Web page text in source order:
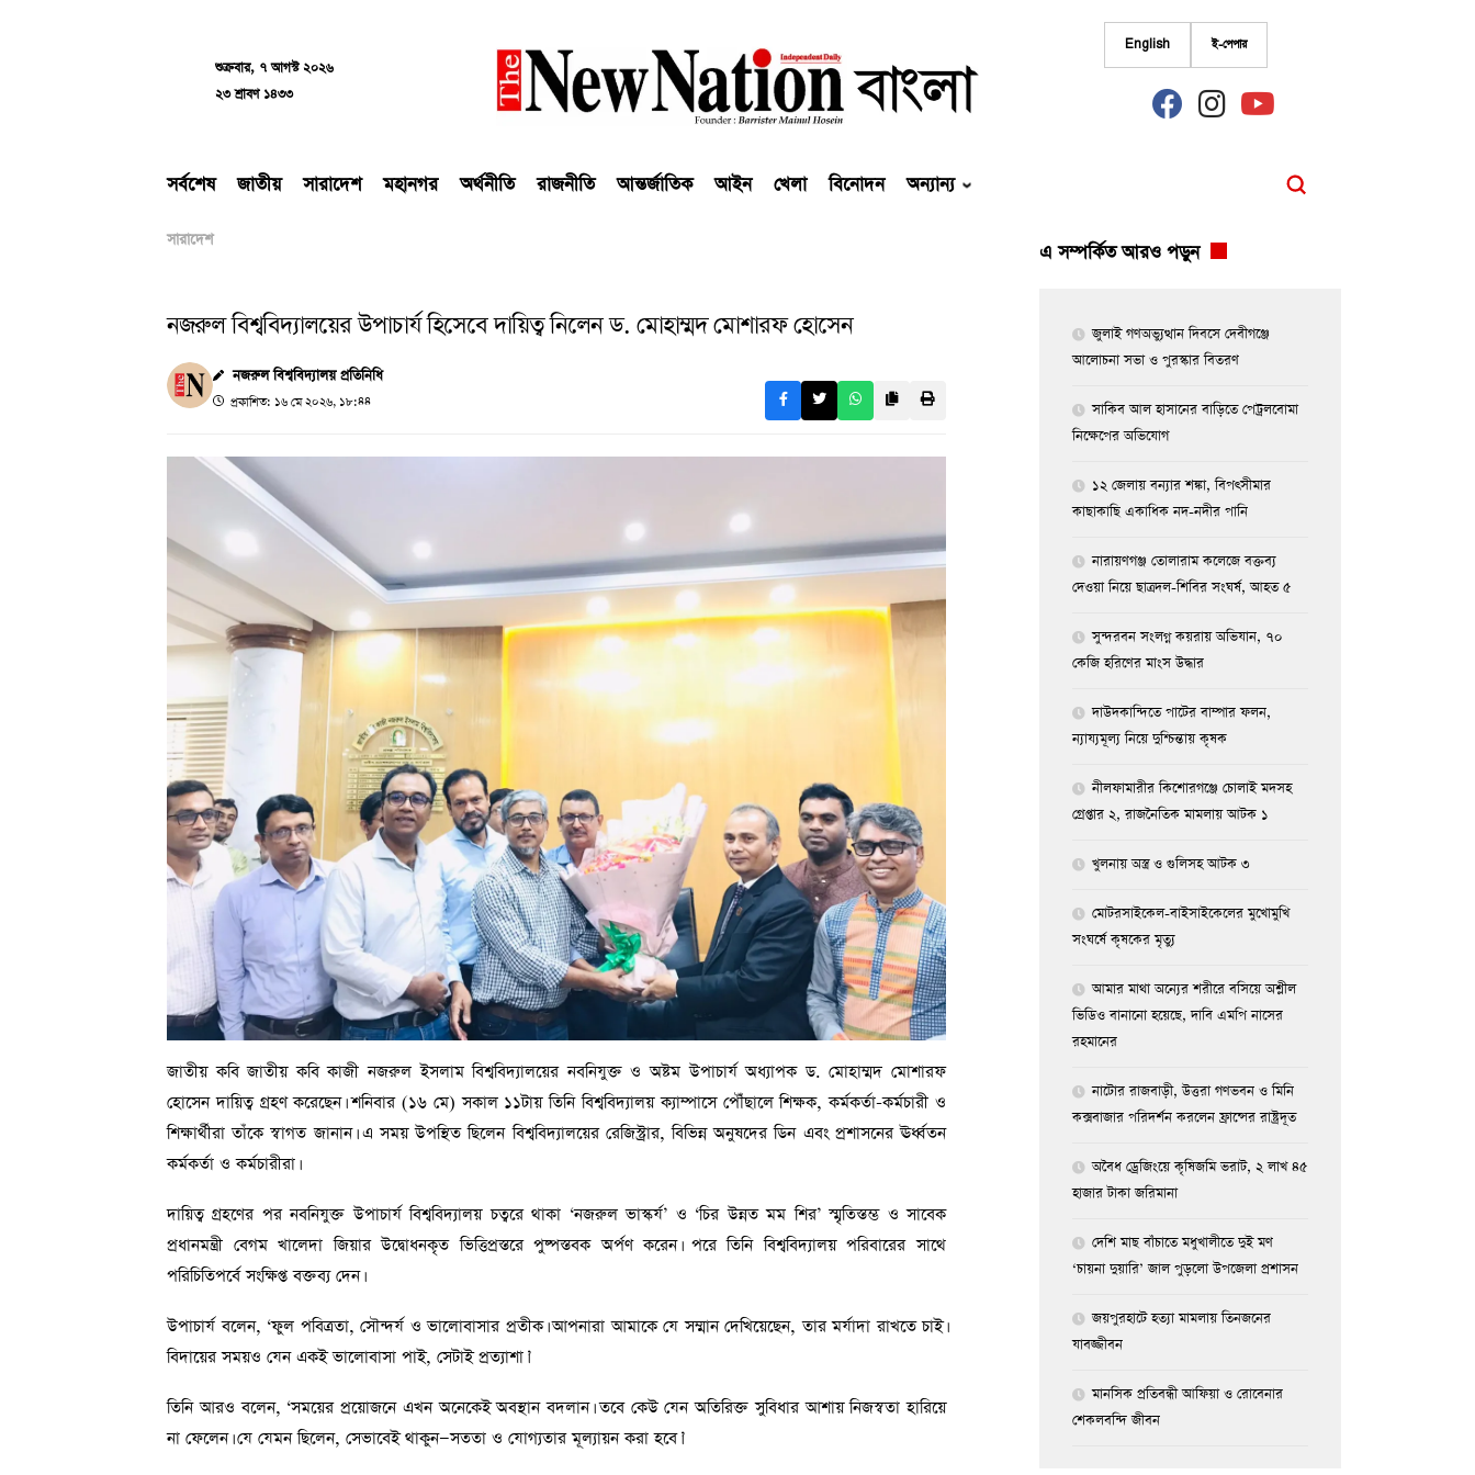
শুক্রবার, ৭ আগস্ট ২০২৬
২৩ শ্রাবণ ১৪৩৩
English ই-পেপার
fab
fa-
fab
fa-
fab
fa-
সর্বশেষ জাতীয় সারাদেশ মহানগর অর্থনীতি রাজনীতি আন্তর্জাতিক আইন খেলা বিনোদন অন্যান্য
সারাদেশ
নজরুল বিশ্ববিদ্যালয়ের উপাচার্য হিসেবে দায়িত্ব নিলেন ড. মোহাম্মদ মোশারফ হোসেন
নজরুল বিশ্ববিদ্যালয় প্রতিনিধি
প্রকাশিত: ১৬ মে ২০২৬, ১৮:৪৪
জাতীয় কবি জাতীয় কবি কাজী নজরুল ইসলাম বিশ্ববিদ্যালয়ের নবনিযুক্ত ও অষ্টম উপাচার্য অধ্যাপক ড. মোহাম্মদ মোশারফ
হোসেন দায়িত্ব গ্রহণ করেছেন। শনিবার (১৬ মে) সকাল ১১টায় তিনি বিশ্ববিদ্যালয় ক্যাম্পাসে পৌঁছালে শিক্ষক, কর্মকর্তা-কর্মচারী ও
শিক্ষার্থীরা তাঁকে স্বাগত জানান। এ সময় উপস্থিত ছিলেন বিশ্ববিদ্যালয়ের রেজিস্ট্রার, বিভিন্ন অনুষদের ডিন এবং প্রশাসনের ঊর্ধ্বতন
কর্মকর্তা ও কর্মচারীরা।
দায়িত্ব গ্রহণের পর নবনিযুক্ত উপাচার্য বিশ্ববিদ্যালয় চত্বরে থাকা ‘নজরুল ভাস্কর্য’ ও ‘চির উন্নত মম শির’ স্মৃতিস্তম্ভ ও সাবেক
প্রধানমন্ত্রী বেগম খালেদা জিয়ার উদ্বোধনকৃত ভিত্তিপ্রস্তরে পুষ্পস্তবক অর্পণ করেন। পরে তিনি বিশ্ববিদ্যালয় পরিবারের সাথে
পরিচিতিপর্বে সংক্ষিপ্ত বক্তব্য দেন।
উপাচার্য বলেন, ‘ফুল পবিত্রতা, সৌন্দর্য ও ভালোবাসার প্রতীক। আপনারা আমাকে যে সম্মান দেখিয়েছেন, তার মর্যাদা রাখতে চাই।
বিদায়ের সময়ও যেন একই ভালোবাসা পাই, সেটাই প্রত্যাশা।’
তিনি আরও বলেন, ‘সময়ের প্রয়োজনে এখন অনেকেই অবস্থান বদলান। তবে কেউ যেন অতিরিক্ত সুবিধার আশায় নিজস্বতা হারিয়ে
না ফেলেন। যে যেমন ছিলেন, সেভাবেই থাকুন—সততা ও যোগ্যতার মূল্যায়ন করা হবে।’
এ সম্পর্কিত আরও পড়ুন
জুলাই গণঅভ্যুত্থান দিবসে দেবীগঞ্জে
আলোচনা সভা ও পুরস্কার বিতরণ
সাকিব আল হাসানের বাড়িতে পেট্রলবোমা
নিক্ষেপের অভিযোগ
১২ জেলায় বন্যার শঙ্কা, বিপৎসীমার
কাছাকাছি একাধিক নদ-নদীর পানি
নারায়ণগঞ্জ তোলারাম কলেজে বক্তব্য
দেওয়া নিয়ে ছাত্রদল-শিবির সংঘর্ষ, আহত ৫
সুন্দরবন সংলগ্ন কয়রায় অভিযান, ৭০
কেজি হরিণের মাংস উদ্ধার
দাউদকান্দিতে পাটের বাম্পার ফলন,
ন্যায্যমূল্য নিয়ে দুশ্চিন্তায় কৃষক
নীলফামারীর কিশোরগঞ্জে চোলাই মদসহ
গ্রেপ্তার ২, রাজনৈতিক মামলায় আটক ১
খুলনায় অস্ত্র ও গুলিসহ আটক ৩
মোটরসাইকেল-বাইসাইকেলের মুখোমুখি
সংঘর্ষে কৃষকের মৃত্যু
আমার মাথা অন্যের শরীরে বসিয়ে অশ্লীল
ভিডিও বানানো হয়েছে, দাবি এমপি নাসের
রহমানের
নাটোর রাজবাড়ী, উত্তরা গণভবন ও মিনি
কক্সবাজার পরিদর্শন করলেন ফ্রান্সের রাষ্ট্রদূত
অবৈধ ড্রেজিংয়ে কৃষিজমি ভরাট, ২ লাখ ৪৫
হাজার টাকা জরিমানা
দেশি মাছ বাঁচাতে মধুখালীতে দুই মণ
‘চায়না দুয়ারি’ জাল পুড়লো উপজেলা প্রশাসন
জয়পুরহাটে হত্যা মামলায় তিনজনের
যাবজ্জীবন
মানসিক প্রতিবন্ধী আফিয়া ও রোবেনার
শেকলবন্দি জীবন